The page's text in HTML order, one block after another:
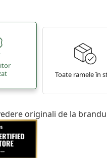
Toate ramele în
originali de la